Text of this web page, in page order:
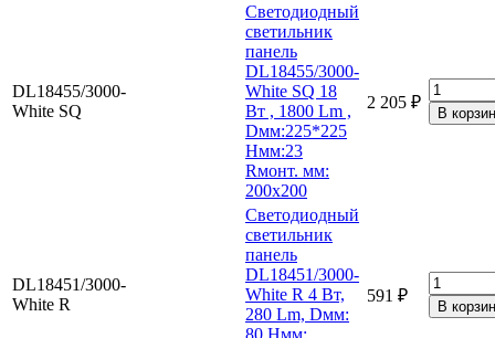
DL18455/3000-
White SQ
Светодиодный
светильник
панель
DL18455/3000-
White SQ 18
Вт , 1800 Lm ,
Dмм:225*225
Hмм:23
Rмонт. мм:
200х200
2 205 ₽
DL18451/3000-
White R
Светодиодный
светильник
панель
DL18451/3000-
White R 4 Вт,
280 Lm, Dмм:
80 Hмм:
591 ₽